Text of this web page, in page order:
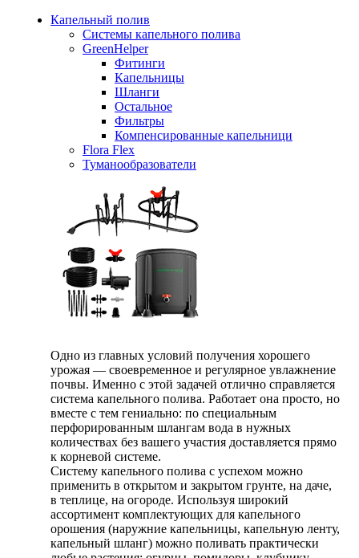
Капельный полив
Системы капельного полива
GreenHelper
Фитинги
Капельницы
Шланги
Остальное
Фильтры
Компенсированные капельници
Flora Flex
Туманообразователи
Одно из главных условий получения хорошего
урожая — своевременное и регулярное увлажнение
почвы. Именно с этой задачей отлично справляется
система капельного полива. Работает она просто, но
вместе с тем гениально: по специальным
перфорированным шлангам вода в нужных
количествах без вашего участия доставляется прямо
к корневой системе.
Систему капельного полива с успехом можно
применить в открытом и закрытом грунте, на даче,
в теплице, на огороде. Используя широкий
ассортимент комплектующих для капельного
орошения (наружние капельницы, капельную ленту,
капельный шланг) можно поливать практически